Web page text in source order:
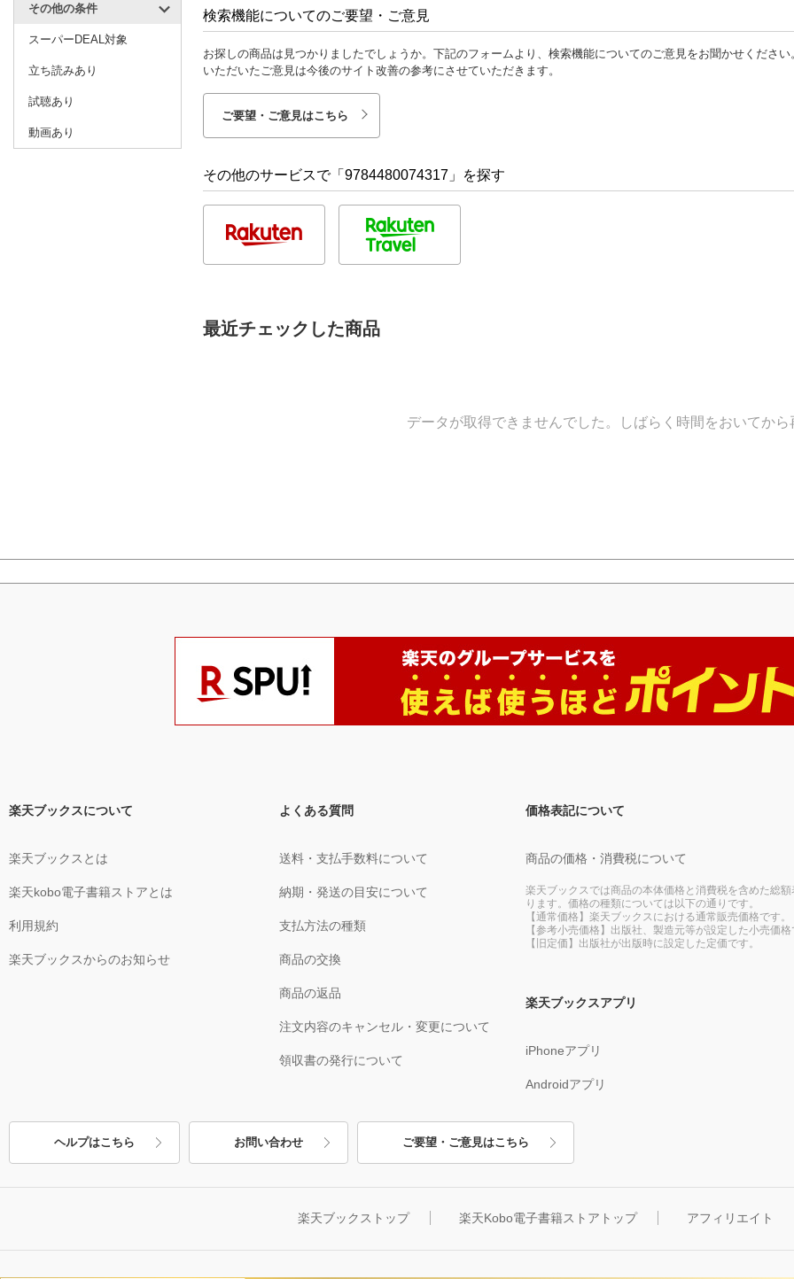
その他の条件
スーパーDEAL対象
立ち読みあり
試聴あり
動画あり
検索機能についてのご要望・ご意見
お探しの商品は見つかりましたでしょうか。下記のフォームより、検索機能についてのご意見をお聞かせください
いただいたご意見は今後のサイト改善の参考にさせていただきます。
ご要望・ご意見はこちら
その他のサービスで「9784480074317」を探す
最近チェックした商品
データが取得できませんでした。しばらく時間をおいてから
楽天ブックスについて
楽天ブックスとは
楽天kobo電子書籍ストアとは
利用規約
楽天ブックスからのお知らせ
よくある質問
送料・支払手数料について
納期・発送の目安について
支払方法の種類
商品の交換
商品の返品
注文内容のキャンセル・変更について
領収書の発行について
価格表記について
商品の価格・消費税について
楽天ブックスでは商品の本体価格と消費税を含めた総額
ります。価格の種類については以下の通りです。
【通常価格】楽天ブックスにおける通常販売価格です。
【参考小売価格】出版社、製造元等が設定した小売価格
【旧定価】出版社が出版時に設定した定価です。
楽天ブックスアプリ
iPhoneアプリ
Androidアプリ
ヘルプはこちら お問い合わせ ご要望・ご意見はこちら
楽天ブックストップ 楽天Kobo電子書籍ストアトップ アフィリエイト